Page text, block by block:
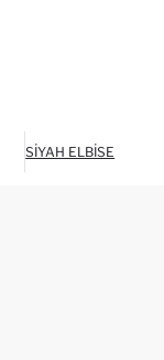
SIYAH ELBISE